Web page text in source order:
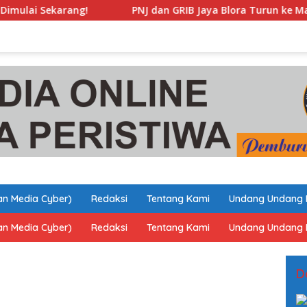
PNJ dan GRIB Jaya Blora Turun ke Masyarakat, Dukung
Media Cyber) Redaksi Tentang Kami Undang Undang
Media Cyber) Redaksi Tentang Kami Undang Undang